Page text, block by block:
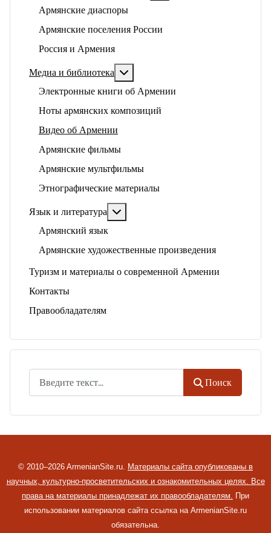
Армянские диаспоры
Армянские поселения России
Россия и Армения
Медиа и библиотека
Электронные книги об Армении
Ноты армянских композиций
Видео об Армении
Армянские фильмы
Армянские мультфильмы
Этнографические материалы
Язык и литература
Армянский язык
Армянские художественные произведения
Туризм и материалы о современной Армении
Контакты
Правообладателям
Поиск
© 2010–2026 ArmenianSite.ru. Материалы сайта опубликованы в
научных, культурно-просветительских и ознакомительных целях. Все
права на материалы принадлежат их правообладателям. При
использовании материалов сайта ссылка на ArmenianSite.ru
обязательна.